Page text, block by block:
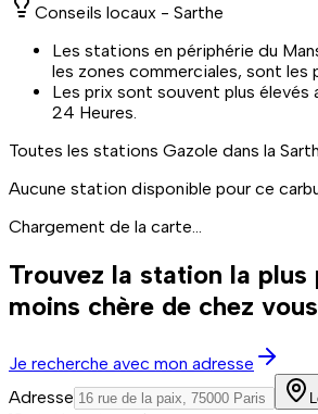
Conseils locaux - Sarthe
Les stations en périphérie du
les zones commerciales, sont les
Les prix sont souvent plus
24 Heures.
Toutes les stations Gazole dans la
Aucune station disponible pour ce
Chargement de la carte...
Trouvez la station la plus
moins chère de chez vous
Je recherche avec mon adresse
Adresse